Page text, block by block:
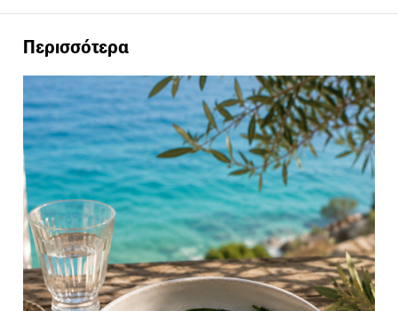
Περισσότερα